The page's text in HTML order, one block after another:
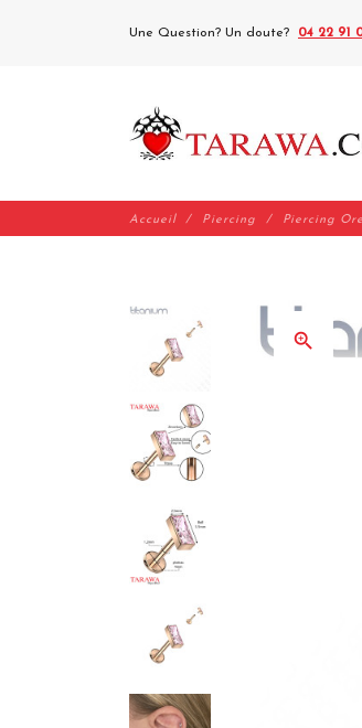
Une Question? Un doute? 04 22 91
Accueil Piercing Piercing
zoom_in